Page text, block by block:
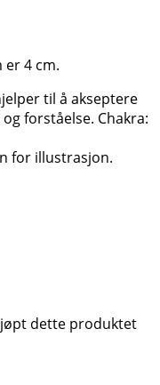
er 4 cm.
til å akseptere
forståelse. Chakra:
for illustrasjon.
dette produktet